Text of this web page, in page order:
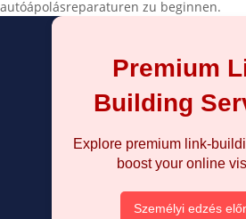
autóápolásreparaturen zu beginnen.
Premium
Building
Explore premium link-
boost your online
Személyi edzés